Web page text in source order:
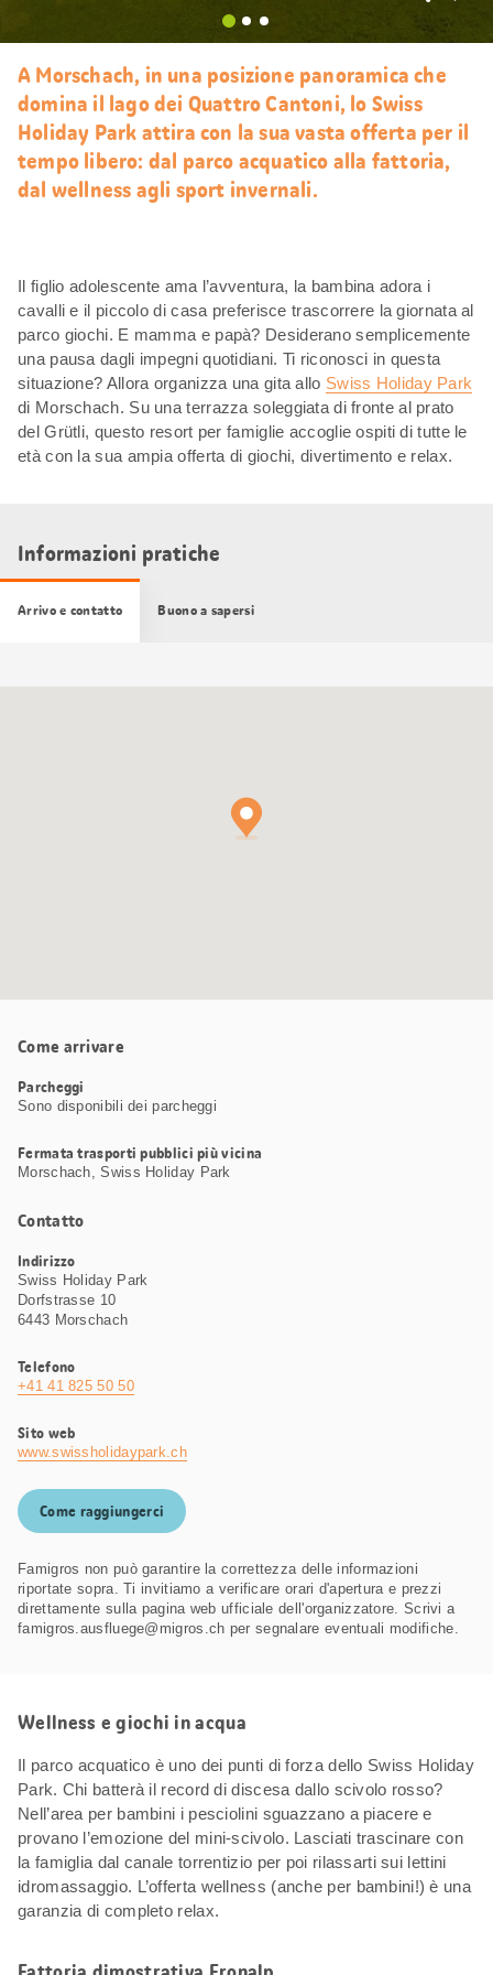
A Morschach, in una posizione panoramica che
domina il lago dei Quattro Cantoni, lo Swiss
Holiday Park attira con la sua vasta offerta per il
tempo libero: dal parco acquatico alla fattoria,
dal wellness agli sport invernali.
Il figlio adolescente ama l’avventura, la bambina adora i
cavalli e il piccolo di casa preferisce trascorrere la giornata al
parco giochi. E mamma e papà? Desiderano semplicemente
una pausa dagli impegni quotidiani. Ti riconosci in questa
situazione? Allora organizza una gita allo Swiss Holiday Park
di Morschach. Su una terrazza soleggiata di fronte al prato
del Grütli, questo resort per famiglie accoglie ospiti di tutte le
età con la sua ampia offerta di giochi, divertimento e relax.
Informazioni pratiche
Arrivo e contatto Buono a sapersi
Come arrivare
Parcheggi
Sono disponibili dei parcheggi
Fermata trasporti pubblici più vicina
Morschach, Swiss Holiday Park
Contatto
Indirizzo
Swiss Holiday Park
Dorfstrasse 10
6443 Morschach
Telefono
+41 41 825 50 50
Sito web
www.swissholidaypark.ch
Come raggiungerci
Famigros non può garantire la correttezza delle informazioni
riportate sopra. Ti invitiamo a verificare orari d'apertura e prezzi
direttamente sulla pagina web ufficiale dell'organizzatore. Scrivi a
famigros.ausfluege@migros.ch per segnalare eventuali modifiche.
Wellness e giochi in acqua
Il parco acquatico è uno dei punti di forza dello Swiss Holiday
Park. Chi batterà il record di discesa dallo scivolo rosso?
Nell’area per bambini i pesciolini sguazzano a piacere e
provano l’emozione del mini-scivolo. Lasciati trascinare con
la famiglia dal canale torrentizio per poi rilassarti sui lettini
idromassaggio. L’offerta wellness (anche per bambini!) è una
garanzia di completo relax.